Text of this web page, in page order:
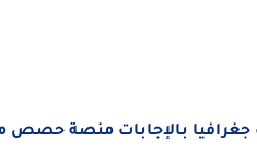
بالإجابات منصة حصص مصر